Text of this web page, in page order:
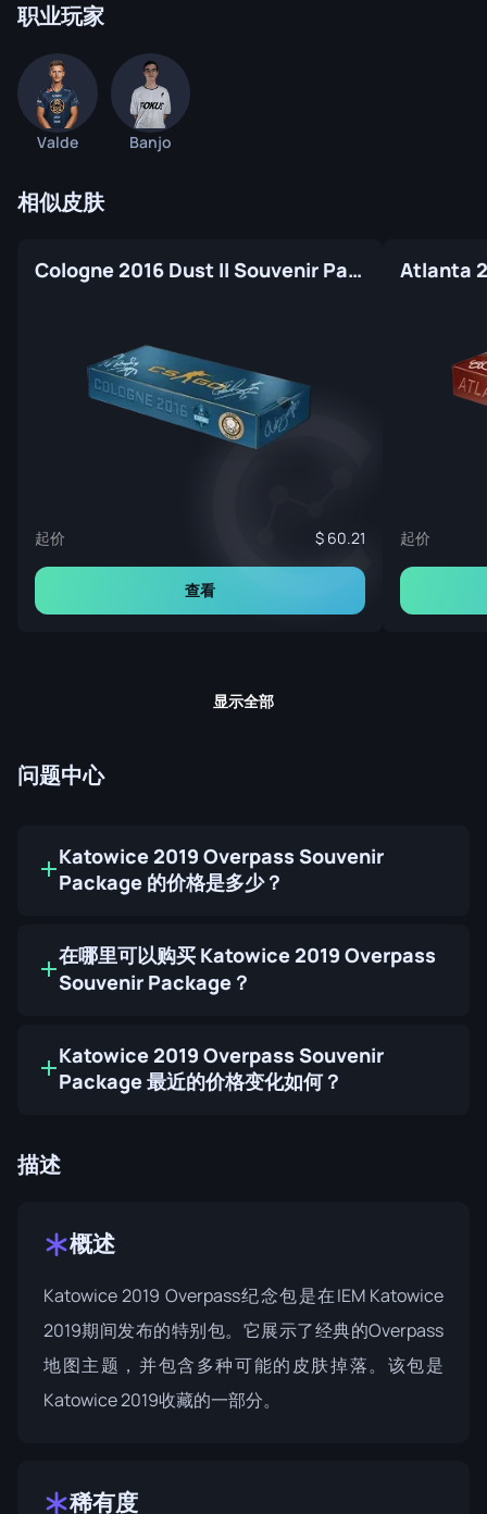
职业玩家
Valde Banjo
相似皮肤
Cologne 2016 Dust II Souvenir Package
起价 60.21
查看
起价
显示全部
问题中心
Katowice 2019 Overpass Souvenir
Package 的价格是多少？
在哪里可以购买 Katowice 2019 Overpass
Souvenir Package？
Katowice 2019 Overpass Souvenir
Package 最近的价格变化如何？
描述
概述
Katowice 2019 Overpass纪念包是在IEM Katowice
2019期间发布的特别包。它展示了经典的Overpass
地图主题，并包含多种可能的皮肤掉落。该包是
Katowice 2019收藏的一部分。
稀有度